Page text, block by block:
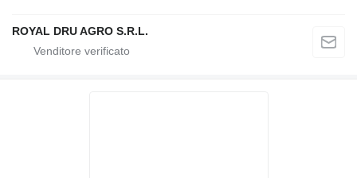
ROYAL DRU AGRO S.R.L.